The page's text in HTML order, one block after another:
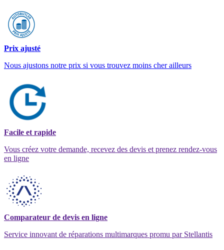
Prix ajusté
Nous ajustons notre prix si vous trouvez moins cher ailleurs
Facile et rapide
Vous créez votre demande, recevez des devis et prenez rendez-vous
en ligne
Comparateur de devis en ligne
Service innovant de réparations multimarques promu par Stellantis